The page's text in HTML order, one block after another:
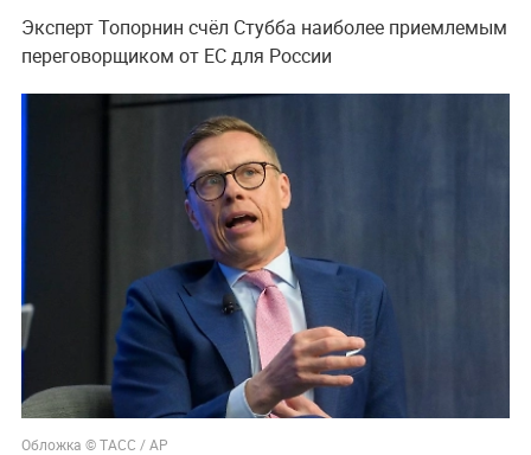
Эксперт Топорнин счёл Стубба наиболее приемлемым
переговорщиком от ЕС для России
Обложка © ТАСС / AP